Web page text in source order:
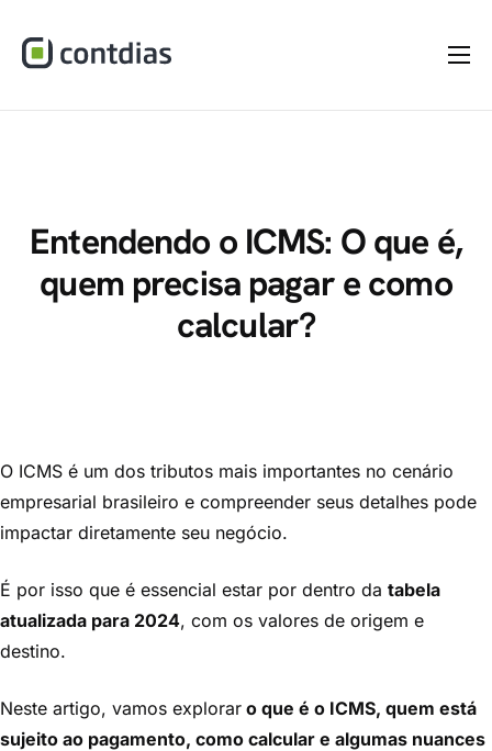
Materiais
Dúvidas
Entendendo o ICMS: O que é,
quem precisa pagar e como
calcular?
O ICMS é um dos tributos mais importantes no cenário
empresarial brasileiro e compreender seus detalhes pode
impactar diretamente seu negócio.
É por isso que é essencial estar por dentro da tabela
atualizada para 2024, com os valores de origem e
destino.
Neste artigo, vamos explorar o que é o ICMS, quem está
sujeito ao pagamento, como calcular e algumas nuances